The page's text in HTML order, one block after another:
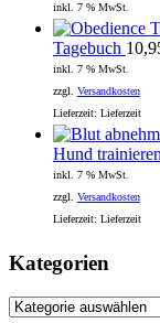
inkl. 7 % MwSt.
Tagebuch
inkl. 7 % MwSt.
zzgl. Versandkosten
Lieferzeit: Lieferzeit
Hund trainieren
inkl. 7 % MwSt.
zzgl. Versandkosten
Lieferzeit: Lieferzeit
Kategorien
Kategorien